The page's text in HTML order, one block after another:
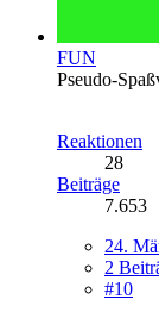
FUN
Pseudo-
Reaktionen
28
Beiträge
7.653
24.
2
#10